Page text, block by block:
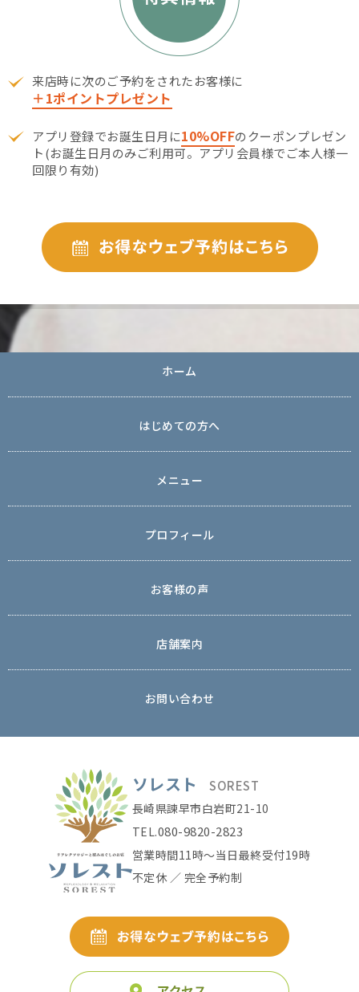
来店時に次のご予約をされたお客様に
＋1ポイントプレゼント
アプリ登録でお誕生日月に10%OFFのクーポンプレゼン
ト(お誕生日月のみご利用可。アプリ会員様でご本人様一
回限り有効)
ホーム
はじめての方へ
メニュー
プロフィール
お客様の声
店舗案内
お問い合わせ
ソレスト SOREST
長崎県諫早市白岩町21-10
TEL.080-9820-2823
営業時間11時〜当日最終受付19時
不定休 ／ 完全予約制